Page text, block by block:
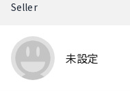
Seller
未設定